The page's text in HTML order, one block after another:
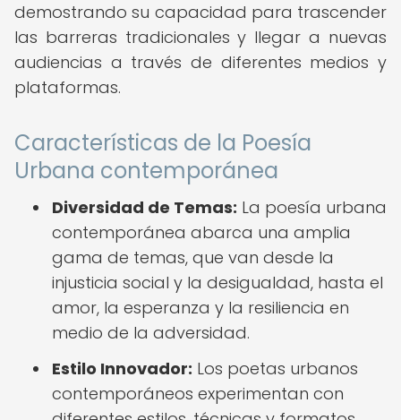
demostrando su capacidad para trascender
las barreras tradicionales y llegar a nuevas
audiencias a través de diferentes medios y
plataformas.
Características de la Poesía
Urbana contemporánea
Diversidad de Temas: La poesía urbana
contemporánea abarca una amplia
gama de temas, que van desde la
injusticia social y la desigualdad, hasta el
amor, la esperanza y la resiliencia en
medio de la adversidad.
Estilo Innovador: Los poetas urbanos
contemporáneos experimentan con